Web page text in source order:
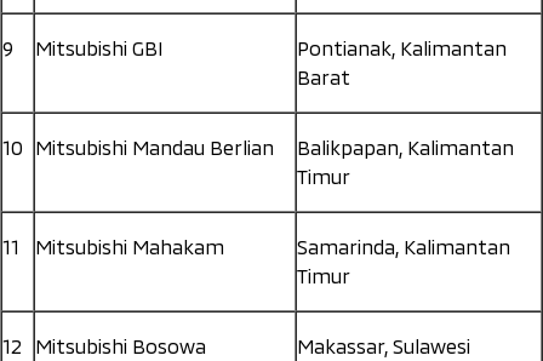
9 Mitsubishi GBI
Pontianak, Kalimantan
Barat
10 Mitsubishi Mandau Berlian
Balikpapan, Kalimantan
Timur
11 Mitsubishi Mahakam
Samarinda, Kalimantan
Timur
12 Mitsubishi Bosowa
Makassar, Sulawesi